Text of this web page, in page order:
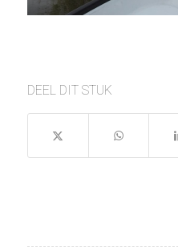
DEEL DIT STUK